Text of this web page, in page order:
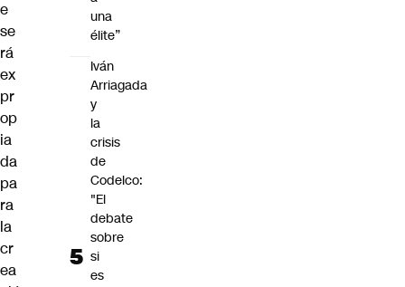
e
se
rá
ex
pr
op
ia
da
pa
ra
la
cr
ea
una
élite”
Iván
Arriagada
y
la
crisis
de
Codelco:
"El
debate
sobre
si
es